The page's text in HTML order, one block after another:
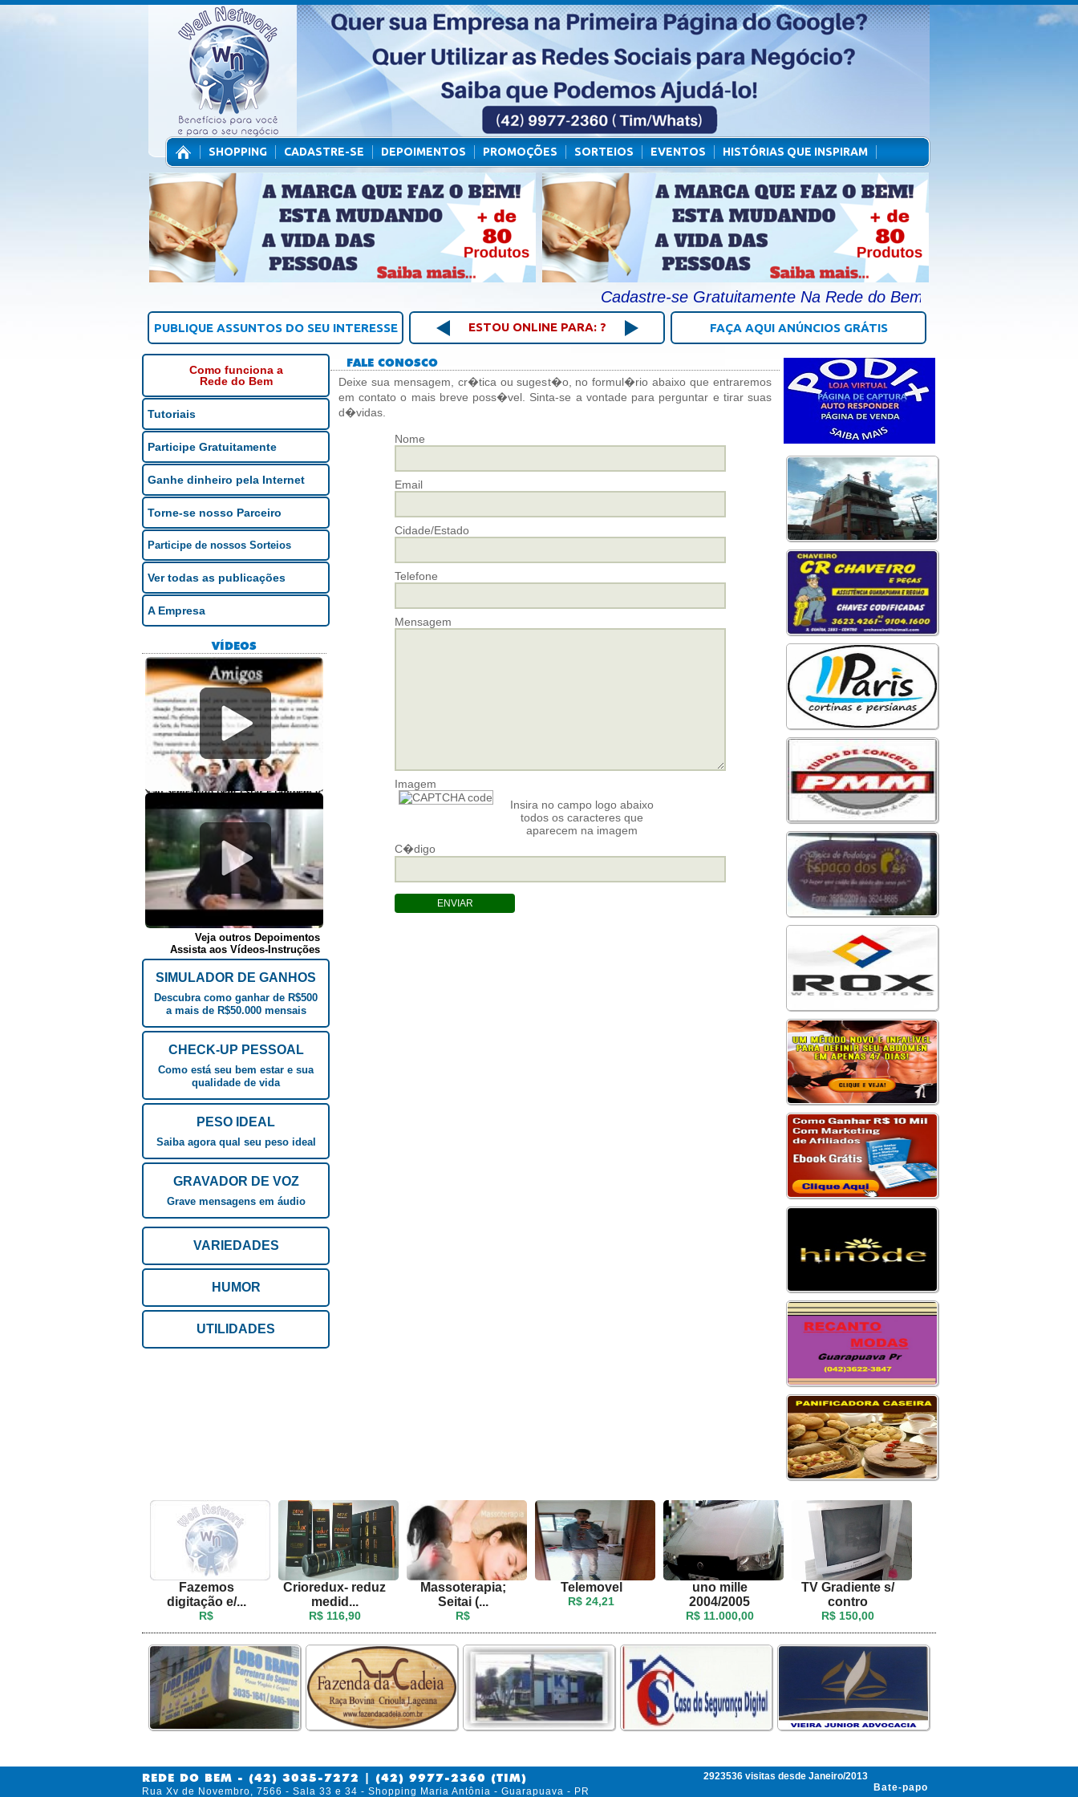
SHOPPING CADASTRE-SE DEPOIMENTOS PROMOÇÕES SORTEIOS EVENTOS HISTÓRIAS QUE INSPIRAM
CONTATO
Cadastre-se Gratuitamente Na Rede do Bem e Publique na Página
PUBLIQUE ASSUNTOS DO SEU INTERESSE ESTOU ONLINE PARA: ? FAÇA AQUI ANÚNCIOS GRÁTIS
Como funciona a
Rede do Bem
Tutoriais
Participe Gratuitamente
Ganhe dinheiro pela Internet
Torne-se nosso Parceiro
Participe de nossos Sorteios
Ver todas as publicações
A Empresa
VÍDEOS
Veja outros Depoimentos
Assista aos Vídeos-Instruções
SIMULADOR DE GANHOS
Descubra como ganhar de R$500
a mais de R$50.000 mensais
CHECK-UP PESSOAL
Como está seu bem estar e sua
qualidade de vida
PESO IDEAL
Saiba agora qual seu peso ideal
GRAVADOR DE VOZ
Grave mensagens em áudio
VARIEDADES
HUMOR
UTILIDADES
FALE CONOSCO
Deixe sua mensagem, cr�tica ou sugest�o, no formul�rio abaixo que entraremos
em contato o mais breve poss�vel. Sinta-se a vontade para perguntar e tirar suas
d�vidas.
Nome
Email
Cidade/Estado
Telefone
Mensagem
Imagem
Insira no campo logo abaixo
todos os caracteres que
aparecem na imagem
C�digo
Fazemos
digitação e/...
R$
Crioredux- reduz
medid...
R$ 116,90
Massoterapia;
Seitai (...
R$
Telemovel
R$ 24,21
uno mille
2004/2005
R$ 11.000,00
TV Gradiente s/
contro
R$ 150,00
REDE DO BEM - (42) 3035-7272 | (42) 9977-2360 (TIM)
Rua Xv de Novembro, 7566 - Sala 33 e 34 - Shopping Maria Antônia - Guarapuava - PR
2923536 visitas desde Janeiro/2013
Bate-papo